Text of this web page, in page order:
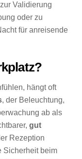
Validierung
oder zu
für anreisende
hängt oft
, der Beleuchtung,
ab als
gut
Rezeption
Sicherheit beim